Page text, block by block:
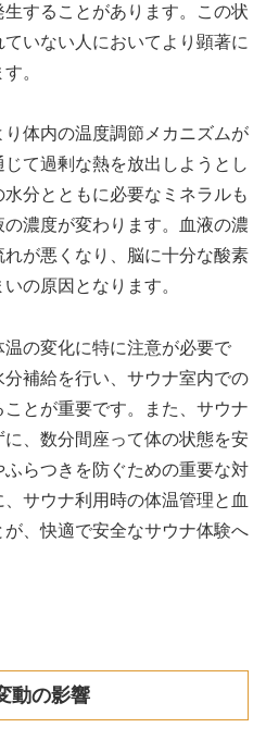
することがあります。この状
いない人においてより顕著に
。
体内の温度調節メカニズムが
て過剰な熱を放出しようとし
分とともに必要なミネラルも
濃度が変わります。血液の濃
が悪くなり、脳に十分な酸素
の原因となります。
の変化に特に注意が必要で
補給を行い、サウナ室内での
とが重要です。また、サウナ
、数分間座って体の状態を安
らつきを防ぐための重要な対
サウナ利用時の体温管理と血
、快適で安全なサウナ体験へ
動の影響